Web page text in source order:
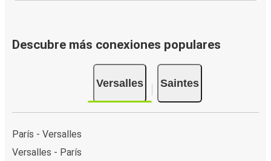
Descubre más conexiones populares
Versalles Saintes
París - Versalles
Versalles - París